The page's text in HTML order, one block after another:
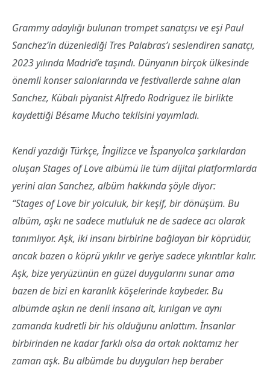
Grammy adaylığı bulunan trompet sanatçısı ve eşi Paul
Sanchez’in düzenlediği Tres Palabras’ı seslendiren sanatçı,
2023 yılında Madrid’e taşındı. Dünyanın birçok ülkesinde
önemli konser salonlarında ve festivallerde sahne alan
Sanchez, Kübalı piyanist Alfredo Rodriguez ile birlikte
kaydettiği Bésame Mucho teklisini yayımladı.
Kendi yazdığı Türkçe, İngilizce ve İspanyolca şarkılardan
oluşan Stages of Love albümü ile tüm dijital platformlarda
yerini alan Sanchez, albüm hakkında şöyle diyor:
“Stages of Love bir yolculuk, bir keşif, bir dönüşüm. Bu
albüm, aşkı ne sadece mutluluk ne de sadece acı olarak
tanımlıyor. Aşk, iki insanı birbirine bağlayan bir köprüdür,
ancak bazen o köprü yıkılır ve geriye sadece yıkıntılar kalır.
Aşk, bize yeryüzünün en güzel duygularını sunar ama
bazen de bizi en karanlık köşelerinde kaybeder. Bu
albümde aşkın ne denli insana ait, kırılgan ve aynı
zamanda kudretli bir his olduğunu anlattım. İnsanlar
birbirinden ne kadar farklı olsa da ortak noktamız her
zaman aşk. Bu albümde bu duyguları hep beraber